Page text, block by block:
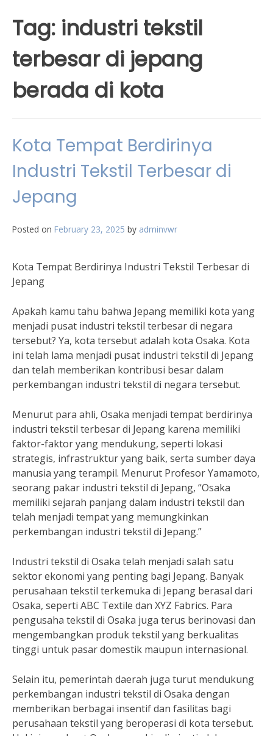
Tag: industri tekstil
terbesar di jepang
berada di kota
Kota Tempat Berdirinya
Industri Tekstil Terbesar di
Jepang
Posted on February 23, 2025 by adminvwr
Kota Tempat Berdirinya Industri Tekstil Terbesar di
Jepang
Apakah kamu tahu bahwa Jepang memiliki kota yang
menjadi pusat industri tekstil terbesar di negara
tersebut? Ya, kota tersebut adalah kota Osaka. Kota
ini telah lama menjadi pusat industri tekstil di Jepang
dan telah memberikan kontribusi besar dalam
perkembangan industri tekstil di negara tersebut.
Menurut para ahli, Osaka menjadi tempat berdirinya
industri tekstil terbesar di Jepang karena memiliki
faktor-faktor yang mendukung, seperti lokasi
strategis, infrastruktur yang baik, serta sumber daya
manusia yang terampil. Menurut Profesor Yamamoto,
seorang pakar industri tekstil di Jepang, “Osaka
memiliki sejarah panjang dalam industri tekstil dan
telah menjadi tempat yang memungkinkan
perkembangan industri tekstil di Jepang.”
Industri tekstil di Osaka telah menjadi salah satu
sektor ekonomi yang penting bagi Jepang. Banyak
perusahaan tekstil terkemuka di Jepang berasal dari
Osaka, seperti ABC Textile dan XYZ Fabrics. Para
pengusaha tekstil di Osaka juga terus berinovasi dan
mengembangkan produk tekstil yang berkualitas
tinggi untuk pasar domestik maupun internasional.
Selain itu, pemerintah daerah juga turut mendukung
perkembangan industri tekstil di Osaka dengan
memberikan berbagai insentif dan fasilitas bagi
perusahaan tekstil yang beroperasi di kota tersebut.